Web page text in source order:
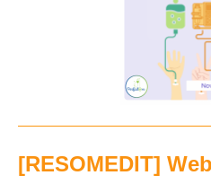
[RESOMEDIT]